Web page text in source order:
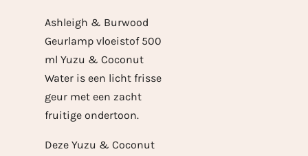
Ashleigh & Burwood
Geurlamp vloeistof 500
ml Yuzu & Coconut
Water is een licht frisse
geur met een zacht
fruitige ondertoon.
Deze Yuzu & Coconut